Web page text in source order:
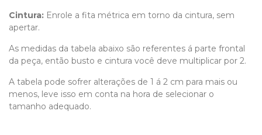
Cintura: Enrole a fita métrica em torno da cintura, sem
apertar.
As medidas da tabela abaixo são referentes á parte frontal
da peça, então busto e cintura você deve multiplicar por 2.
A tabela pode sofrer alterações de 1 á 2 cm para mais ou
menos, leve isso em conta na hora de selecionar o
tamanho adequado.